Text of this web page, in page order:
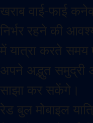
खराब वाई-फाई
निर्भर रहने की
में यात्रा करते
अपने अद्भुत समुद्री
साझा कर सकेंगे।
रेड बुल मोबाइल